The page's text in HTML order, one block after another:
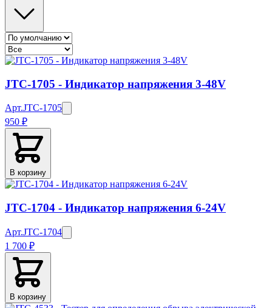
JTC-1705 - Индикатор напряжения 3-48V
Арт.JTC-1705
950 ₽
В корзину
JTC-1704 - Индикатор напряжения 6-24V
Арт.JTC-1704
1 700 ₽
В корзину